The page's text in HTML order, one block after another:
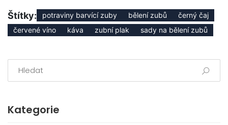
Štítky: potraviny barvící zuby bělení zubů
černý čaj
červené víno
káva zubní plak sady na bělení zubů
Kategorie